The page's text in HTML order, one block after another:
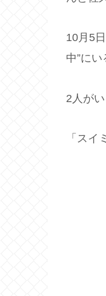
10月5
中”に
2人が
「ス